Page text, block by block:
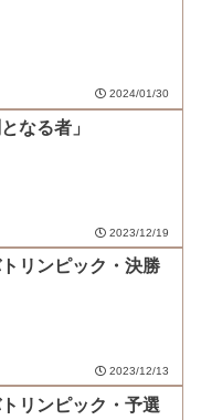
2024/01/30
なる者」
2023/12/19
リンピック・決勝
2023/12/13
リンピック・予選